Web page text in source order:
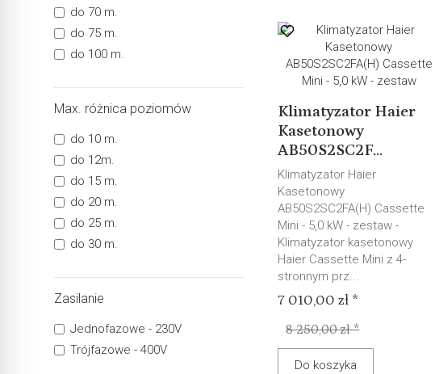
Klimatyzator Haier
Kasetonowy
AB50S2SC2F...
Klimatyzator Haier
Kasetonowy
AB50S2SC2FA(H) Cassette
Mini - 5,0 kW - zestaw -
Klimatyzator kasetonowy
Haier Cassette Mini z 4-
stronnym prz...
7 010,00 zł *
8 250,00 zł *
Do koszyka
do 70 m.
do 75 m.
do 100 m.
Max. różnica poziomów
do 10 m.
do 12m.
do 15 m.
do 20 m.
do 25 m.
do 30 m.
Zasilanie
Jednofazowe - 230V
Trójfazowe - 400V